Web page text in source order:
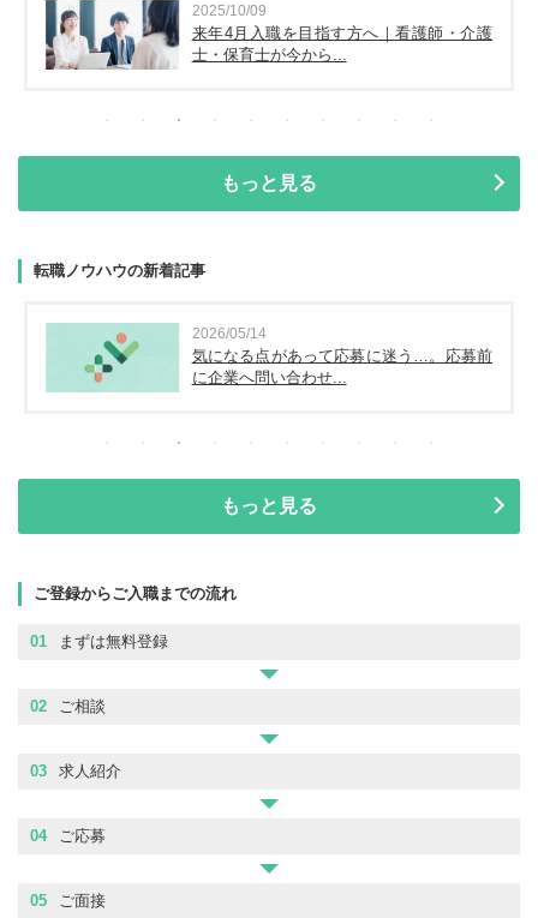
2025/10/09
来年4月入職を目指す方へ｜看護師・介護
士・保育士が今から...
もっと見る
転職ノウハウの新着記事
2026/05/14
気になる点があって応募に迷う…。応募前
に企業へ問い合わせ...
もっと見る
ご登録からご入職までの流れ
01 まずは無料登録
02 ご相談
03 求人紹介
04 ご応募
05 ご面接